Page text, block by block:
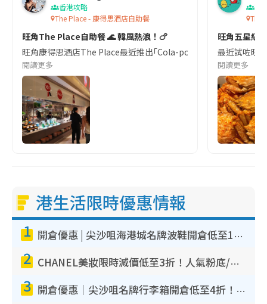
香港攻略
The Place - 康得思酒店自助餐
旺角The Place自助餐 🌊 韓風熱浪！🍗
旺角康得思酒店The Place最近推出｢Cola-pop韓流盛夏｣自助餐,
閱讀更多
著
The
旺角五星級
最近試咗旺
閱讀更多
港生活限時優惠情報
1 開倉優惠 | 尖沙咀海港城名牌波鞋開倉低至1折！On鞋$899起／Joy&Peace鞋履$98起
2 CHANEL美妝限時減價低至3折！人氣粉底/唇膏/精華液低至$275！COCO香水都有平
3 開倉優惠｜尖沙咀名牌行李箱開倉低至4折！一連5日 American Tourister/ace./Hallmark $200起！